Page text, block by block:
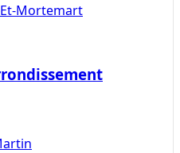
Et-Mortemart